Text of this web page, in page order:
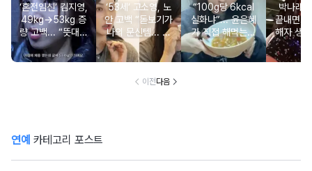
‘혼전임신’ 김지영,
49kg→53kg 증
량 고백... “뜻대로
안돼”
‘53세’ 고소영, 노
안 고백 “돋보기가
나의 문신템... 받
아들이기로 했다”
“100g당 6kcal
실화냐”... 윤은혜
가 직접 해먹는다
는 ‘저칼로리 건강
밥’ 레시피, 난리
박나래
끝내면
해자 생
이전다음
연예 카테고리 포스트